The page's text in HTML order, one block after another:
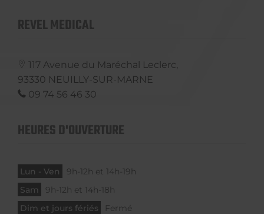
REVEL MEDICAL
117 Avenue du Maréchal Leclerc,
93330 NEUILLY-SUR-MARNE
09 74 56 46 30
HEURES D'OUVERTURE
Lun - Ven
9h-12h et 14h-19h
Sam
9h-12h et 14h-18h
Dim et jours fériés
Fermé